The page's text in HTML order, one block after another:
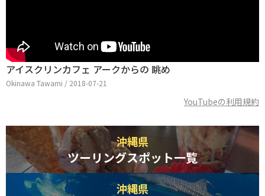
アイスクリンカフェ アークからの 眺め
Okinawa Tawami / 2018-07-21
YouTubeの利用規約
沖縄県
ツーリングスポット一覧
沖縄県